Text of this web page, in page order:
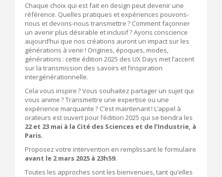
Chaque choix qui est fait en design peut devenir une
référence. Quelles pratiques et expériences pouvons-
nous et devons-nous transmettre ? Comment façonner
un avenir plus désirable et inclusif ? Ayons conscience
aujourd’hui que nos créations auront un impact sur les
générations à venir ! Origines, époques, modes,
générations : cette édition 2025 des UX Days met l’accent
sur la transmission des savoirs et l’inspiration
intergénérationnelle.
Cela vous inspire ? Vous souhaitez partager un sujet qui
vous anime ? Transmettre une expertise ou une
expérience marquante ? C’est maintenant ! L’appel à
orateurs est ouvert pour l’édition 2025 qui se tiendra les
22 et 23 mai à la Cité des Sciences et de l’Industrie, à
Paris.
Proposez votre intervention en remplissant le formulaire
avant le 2 mars 2025 à 23h59.
Toutes les approches sont les bienvenues, tant qu’elles